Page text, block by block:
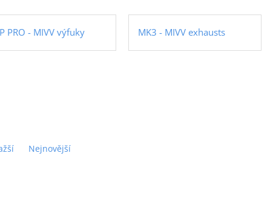
PRO - MIVV výfuky MK3 - MIVV exhausts
Nejnovější